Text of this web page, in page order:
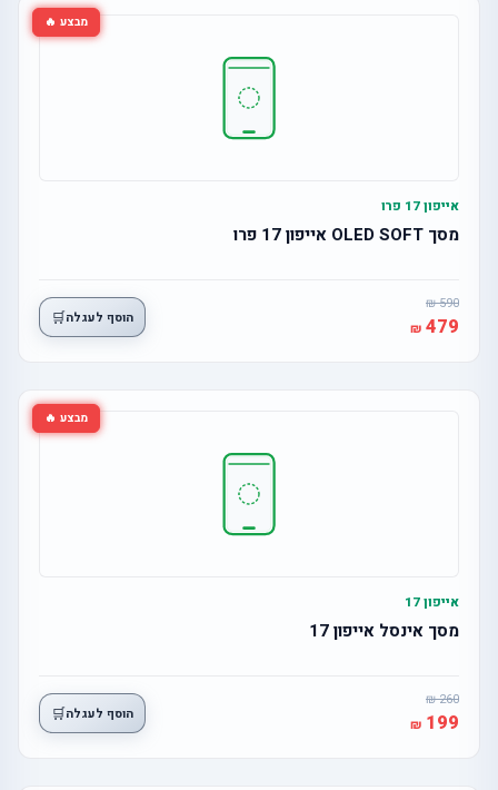
מבצע 🔥
אייפון 17 פרו
מסך OLED SOFT אייפון 17 פרו
590
479 הוסף לעגלה🛒
מבצע 🔥
אייפון 17
מסך אינסל אייפון 17
260
199 הוסף לעגלה🛒